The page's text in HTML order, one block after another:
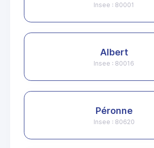
Insee : 80001
Albert
Insee : 80016
Péronne
Insee : 80620